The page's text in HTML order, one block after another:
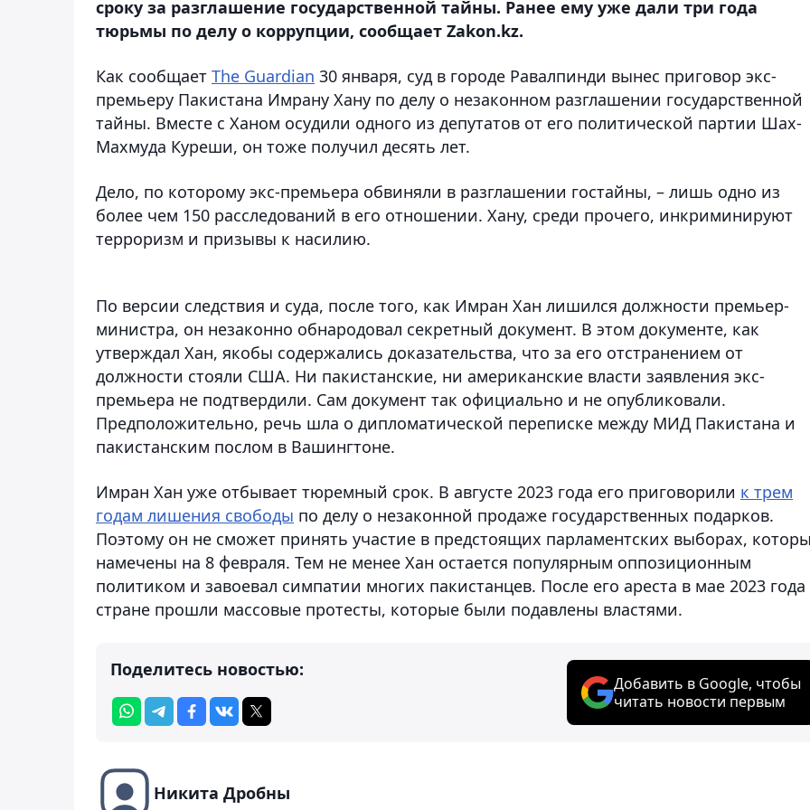
сроку за разглашение государственной тайны. Ранее ему уже дали три года
тюрьмы по делу о коррупции, сообщает Zakon.kz.
Как сообщает The Guardian 30 января, суд в городе Равалпинди вынес приговор экс-
премьеру Пакистана Имрану Хану по делу о незаконном разглашении государственной
тайны. Вместе с Ханом осудили одного из депутатов от его политической партии Шах-
Махмуда Куреши, он тоже получил десять лет.
Дело, по которому экс-премьера обвиняли в разглашении гостайны, – лишь одно из
более чем 150 расследований в его отношении. Хану, среди прочего, инкриминируют
терроризм и призывы к насилию.
По версии следствия и суда, после того, как Имран Хан лишился должности премьер-
министра, он незаконно обнародовал секретный документ. В этом документе, как
утверждал Хан, якобы содержались доказательства, что за его отстранением от
должности стояли США. Ни пакистанские, ни американские власти заявления экс-
премьера не подтвердили. Сам документ так официально и не опубликовали.
Предположительно, речь шла о дипломатической переписке между МИД Пакистана и
пакистанским послом в Вашингтоне.
Имран Хан уже отбывает тюремный срок. В августе 2023 года его приговорили к трем
годам лишения свободы по делу о незаконной продаже государственных подарков.
Поэтому он не сможет принять участие в предстоящих парламентских выборах,
намечены на 8 февраля. Тем не менее Хан остается популярным оппозиционным
политиком и завоевал симпатии многих пакистанцев. После его ареста в мае 2023 года
стране прошли массовые протесты, которые были подавлены властями.
Поделитесь новостью:
Добавить в Google, чтобы
читать новости первым
Никита Дробны